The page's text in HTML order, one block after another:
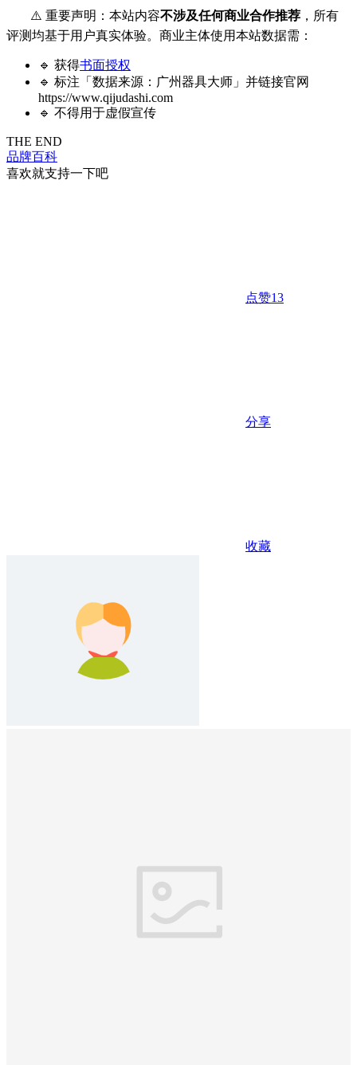
⚠️ 重要声明：本站内容不涉及任何商业合作推荐 ，所有
评测均基于用户真实体验。商业主体使用本站数据需：
🔹 获得书面授权
🔹 标注「数据来源：广州器具大师」并链接官网
https://www.qijudashi.com
🔹 不得用于虚假宣传
THE END
品牌百科
喜欢就支持一下吧
点赞13
分享
收藏